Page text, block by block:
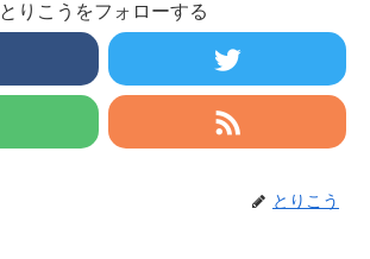
とりこうをフォローする
とりこう